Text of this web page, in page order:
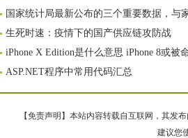
国家统计局最新公布的三个重要数据，与
生死时速：疫情下的国产供应链攻防战
iPhone X Edition是什么意思 iPhone 8或被
ASP.NET程序中常用代码汇总
【免责声明】本站内容转载自互联网，其发
建议您